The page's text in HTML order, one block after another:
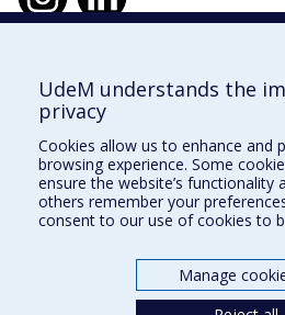
École d'urbanisme et
paysage
École d'architecture
École de design
UdeM understands the
privacy
Cookies allow us to enhance and
browsing experience. Some
ensure the website’s functionality
others remember your
consent to our use of cookies to
Manage